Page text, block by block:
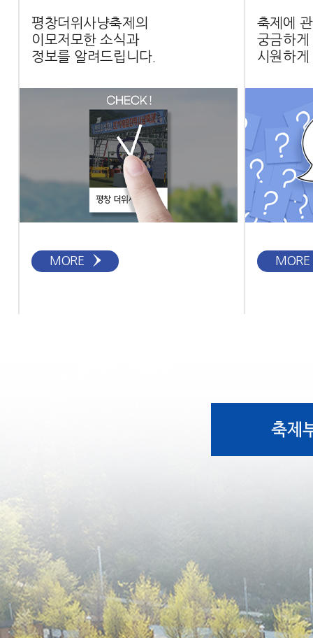
평창더위사냥축제의
이모저모한 소식과
정보를 알려드립니다.
MORE
축제에
궁금하게
시원하게
MORE